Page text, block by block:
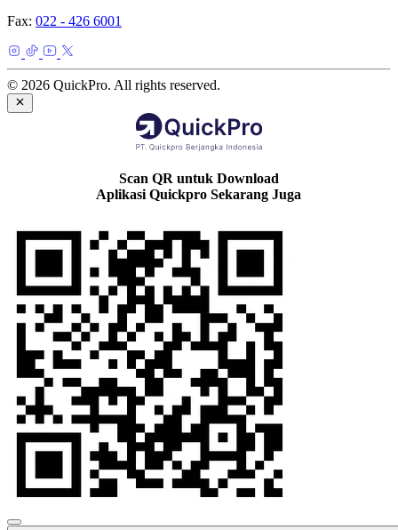
Fax: 022 - 426 6001
© 2026 QuickPro. All rights reserved.
Scan QR untuk Download
Aplikasi Quickpro Sekarang Juga